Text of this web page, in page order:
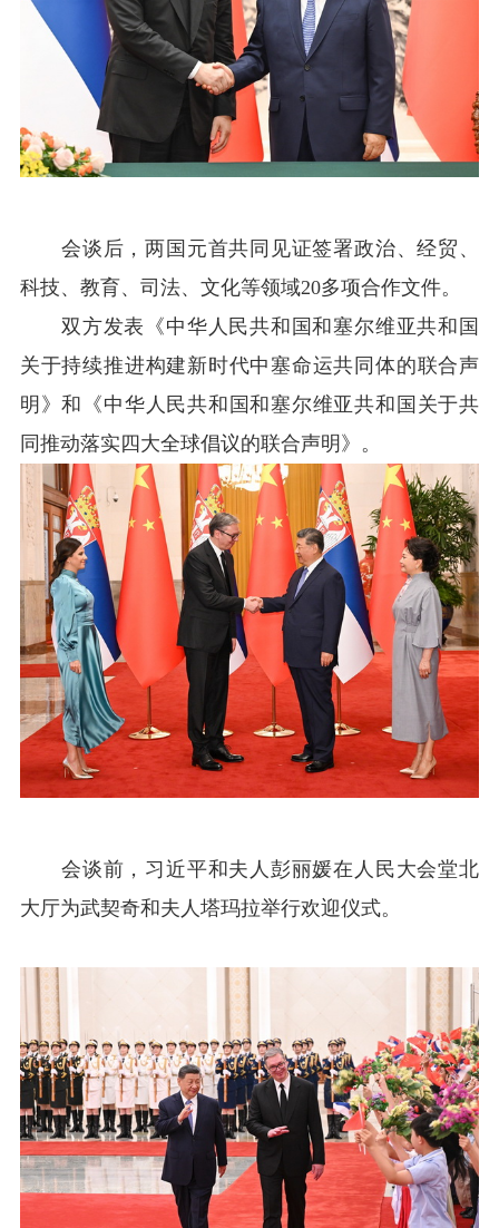
会谈后，两国元首共同见证签署政治、经贸、
科技、教育、司法、文化等领域20多项合作文件。
双方发表《中华人民共和国和塞尔维亚共和国
关于持续推进构建新时代中塞命运共同体的联合声
明》和《中华人民共和国和塞尔维亚共和国关于共
同推动落实四大全球倡议的联合声明》。
会谈前，习近平和夫人彭丽媛在人民大会堂北
大厅为武契奇和夫人塔玛拉举行欢迎仪式。